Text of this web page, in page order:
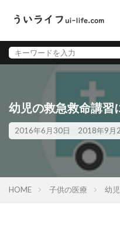
幼児の救急救命講習
2016年6月30日 2018年9月
HOME 子供の医療 幼